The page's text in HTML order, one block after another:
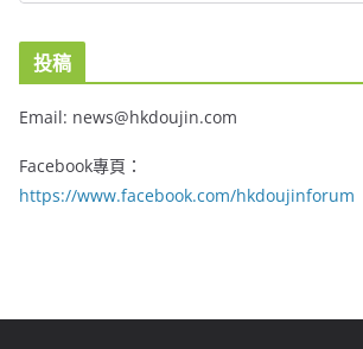
投稿
Email: news@hkdoujin.com
Facebook專頁：
https://www.facebook.com/hkdoujinforum